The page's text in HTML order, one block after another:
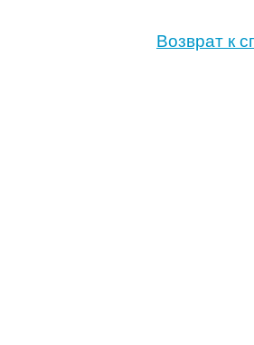
Возврат к